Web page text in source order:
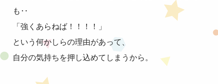
も‥
「強くあらねば！！！！」
という何かしらの理由があって、
自分の気持ちを押し込めてしまうから。